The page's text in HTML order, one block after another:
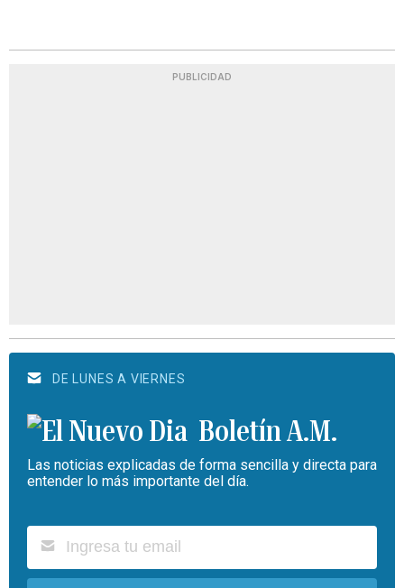
PUBLICIDAD
DE LUNES A VIERNES
Boletín A.M.
Las noticias explicadas de forma sencilla y directa para
entender lo más importante del día.